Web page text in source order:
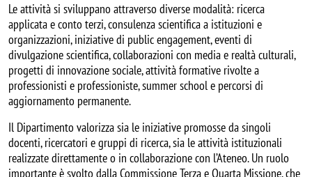
Le attività si sviluppano attraverso diverse modalità: ricerca
applicata e conto terzi, consulenza scientifica a istituzioni e
organizzazioni, iniziative di public engagement, eventi di
divulgazione scientifica, collaborazioni con media e realtà culturali,
progetti di innovazione sociale, attività formative rivolte a
professionisti e professioniste, summer school e percorsi di
aggiornamento permanente.
Il Dipartimento valorizza sia le iniziative promosse da singoli
docenti, ricercatori e gruppi di ricerca, sia le attività istituzionali
realizzate direttamente o in collaborazione con l’Ateneo. Un ruolo
importante è svolto dalla Commissione Terza e Quarta Missione, che